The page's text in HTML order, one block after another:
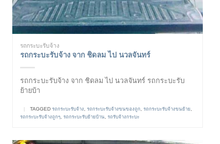
รถกระบะรับจ้าง
รถกระบะรับจ้าง จาก ชิดลม ไป นวลจันทร์
รถกระบะรับจ้าง จาก ชิดลม ไป นวลจันทร์ รถกระบะรับ
ย้ายบ้า
| TAGGED รถกระบะรับจ้าง รถกระบะรับจ้างขนของถูก รถกระบะรับจ้างขนย้าย
รถกระบะรับจ้างถูกๆ รถกระบะรับย้ายบ้าน รถรับจ้างกระบะ